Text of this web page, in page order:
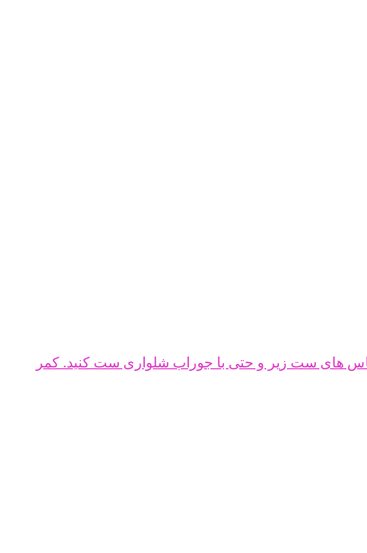
باشد. در سایز ۴۴ و ۴۶ ، قد دامن ۴۵ سانتی متر است. می توانید با لباس های ست زیر و حتی با جوراب شلواری ست کنید. کمر